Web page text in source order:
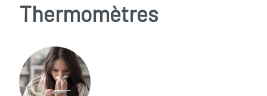
Thermomètres